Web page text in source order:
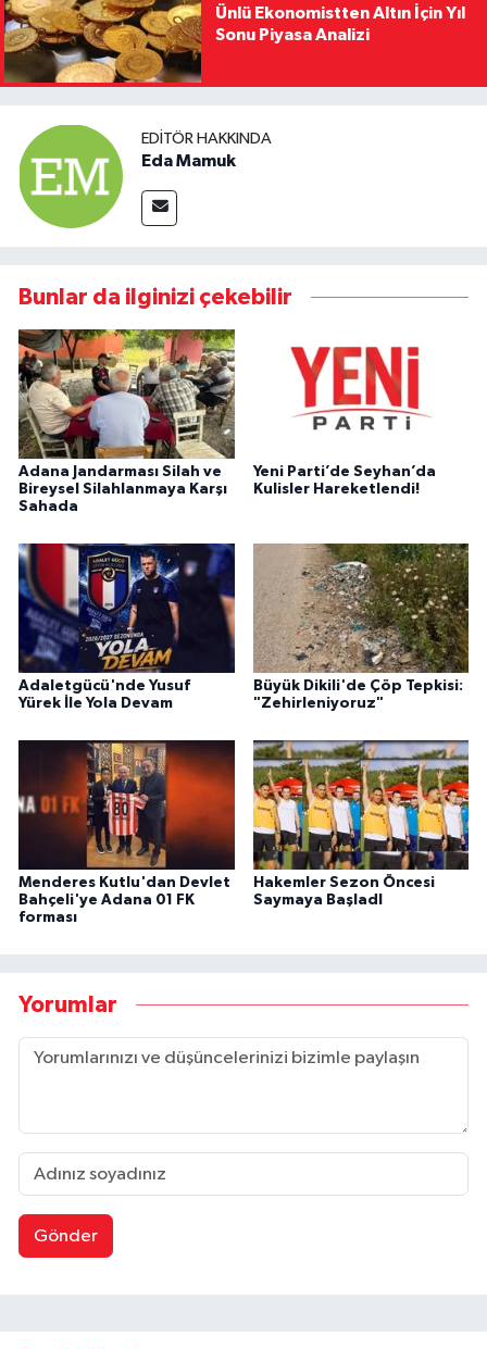
Ünlü Ekonomistten Altın İçin Yıl
Sonu Piyasa Analizi
EDITÖR HAKKINDA
Eda Mamuk
Bunlar da ilginizi çekebilir
Adana Jandarması Silah ve
Bireysel Silahlanmaya Karşı
Sahada
Yeni Parti’de Seyhan’da
Kulisler Hareketlendi!
Adaletgücü'nde Yusuf
Yürek İle Yola Devam
Büyük Dikili'de Çöp Tepkisi:
"Zehirleniyoruz"
Menderes Kutlu'dan Devlet
Bahçeli'ye Adana 01 FK
forması
Hakemler Sezon Öncesi
Saymaya BaşladI
Yorumlar
Gönder